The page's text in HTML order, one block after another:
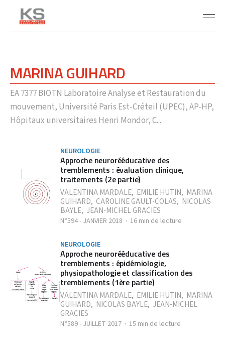
MARINA GUIHARD
EA 7377 BIOTN Laboratoire Analyse et Restauration du
mouvement, Université Paris Est-Créteil (UPEC), AP-HP,
Hôpitaux universitaires Henri Mondor, C...
NEUROLOGIE
Approche neurorééducative des
tremblements : évaluation clinique,
traitements (2e partie)
VALENTINA MARDALE, EMILIE HUTIN, MARINA
GUIHARD, CAROLINE GAULT-COLAS, NICOLAS
BAYLE, JEAN-MICHEL GRACIES
N°594 - JANVIER 2018 16 min de lecture
NEUROLOGIE
Approche neurorééducative des
tremblements : épidémiologie,
physiopathologie et classification des
tremblements (1ère partie)
VALENTINA MARDALE, EMILIE HUTIN, MARINA
GUIHARD, NICOLAS BAYLE, JEAN-MICHEL
GRACIES
N°589 - JUILLET 2017 15 min de lecture